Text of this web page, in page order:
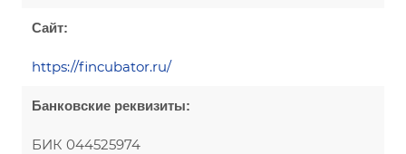
Сайт:
https://fincubator.ru/
Банковские реквизиты:
БИК 044525974